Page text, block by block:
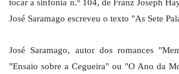
tocar a sinfonia n.º 104, de Franz Joseph
José Saramago escreveu o texto "As Sete
José Saramago, autor dos romances
"Ensaio sobre a Cegueira" ou "O Ano da